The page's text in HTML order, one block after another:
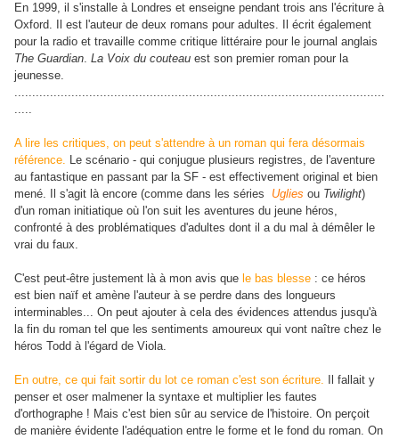
En 1999, il s'installe à Londres et enseigne pendant trois ans l'écriture à
Oxford. Il est l'auteur de deux romans pour adultes. Il écrit également
pour la radio et travaille comme critique littéraire pour le journal anglais
The Guardian. La Voix du couteau est son premier roman pour la
jeunesse.
........................................................................................................
.....
A lire les critiques, on peut s'attendre à un roman qui fera désormais
référence. Le scénario - qui conjugue plusieurs registres, de l'aventure
au fantastique en passant par la SF - est effectivement original et bien
mené. Il s'agit là encore (comme dans les séries
Uglies ou Twilight)
d'un roman initiatique où l'on suit les aventures du jeune héros,
confronté à des problématiques d'adultes dont il a du mal à démêler le
vrai du faux.
C'est peut-être justement là à mon avis que le bas blesse : ce héros
est bien naïf et amène l'auteur à se perdre dans des longueurs
interminables... On peut ajouter à cela des évidences attendus jusqu'à
la fin du roman tel que les sentiments amoureux qui vont naître chez le
héros Todd à l'égard de Viola.
En outre, ce qui fait sortir du lot ce roman c'est son écriture. Il fallait y
penser et oser malmener la syntaxe et multiplier les fautes
d'orthographe ! Mais c'est bien sûr au service de l'histoire. On perçoit
de manière évidente l'adéquation entre le forme et le fond du roman. On